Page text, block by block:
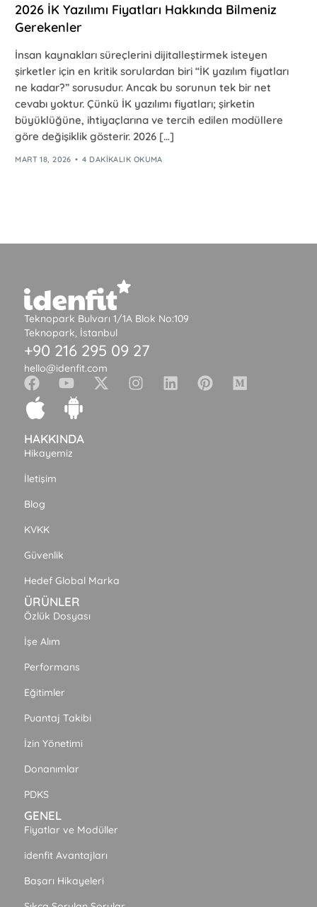
2026 İK Yazılımı Fiyatları Hakkında Bilmeniz
Gerekenler
İnsan kaynakları süreçlerini dijitalleştirmek isteyen
şirketler için en kritik sorulardan biri “İK yazılım fiyatları
ne kadar?” sorusudur. Ancak bu sorunun tek bir net
cevabı yoktur. Çünkü İK yazılımı fiyatları; şirketin
büyüklüğüne, ihtiyaçlarına ve tercih edilen modüllere
göre değişiklik gösterir. 2026 […]
MART 18, 2026 4 DAKIKALIK OKUMA
Teknopark Bulvarı 1/1A Blok No:109
Teknopark, İstanbul
+90 216 295 09 27
hello@idenfit.com
HAKKINDA
Hikayemiz
İletişim
Blog
KVKK
Güvenlik
Hedef Global Marka
ÜRÜNLER
Özlük Dosyası
İşe Alım
Performans
Eğitimler
Puantaj Takibi
İzin Yönetimi
Donanımlar
PDKS
GENEL
Fiyatlar ve Modüller
idenfit Avantajları
Başarı Hikayeleri